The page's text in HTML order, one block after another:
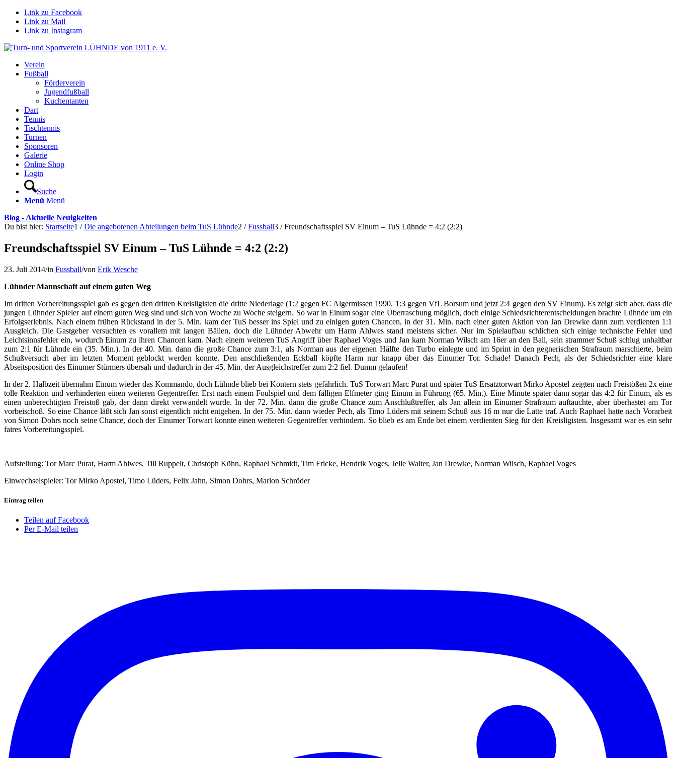
Link zu Facebook
Link zu Mail
Link zu Instagram
Verein
Fußball
Förderverein
Jugendfußball
Kuchentanten
Dart
Tennis
Tischtennis
Turnen
Sponsoren
Galerie
Online Shop
Login
Suche
Menü Menü
Blog - Aktuelle Neuigkeiten
Du bist hier: Startseite1 / Die angebotenen Abteilungen beim TuS Lühnde2 / Fussball3 / Freundschaftsspiel SV Einum – TuS Lühnde = 4:2 (2:2)
Freundschaftsspiel SV Einum – TuS Lühnde = 4:2 (2:2)
23. Juli 2014/in Fussball/von Erik Wesche
Lühnder Mannschaft auf einem guten Weg
Im dritten Vorbereitungsspiel gab es gegen den dritten Kreisligisten die dritte Niederlage (1:2 gegen FC Algermissen 1990, 1:3 gegen VfL Borsum und jetzt 2:4 gegen den SV Einum). Es zeigt sich aber, dass die
jungen Lühnder Spieler auf einem guten Weg sind und sich von Woche zu Woche steigern. So war in Einum sogar eine Überraschung möglich, doch einige Schiedsrichterentscheidungen brachte Lühnde um ein
Erfolgserlebnis. Nach einem frühen Rückstand in der 5. Min. kam der TuS besser ins Spiel und zu einigen guten Chancen, in der 31. Min. nach einer guten Aktion von Jan Drewke dann zum verdienten 1:1
Ausgleich. Die Gastgeber versuchten es vorallem mit langen Bällen, doch die Lühnder Abwehr um Harm Ahlwes stand meistens sicher. Nur im Spielaufbau schlichen sich einige technische Fehler und
Leichtsinnsfehler ein, wodurch Einum zu ihren Chancen kam. Nach einem weiteren TuS Angriff über Raphael Voges und Jan kam Norman Wilsch am 16er an den Ball, sein strammer Schuß schlug unhaltbar
zum 2:1 für Lühnde ein (35. Min.). In der 40. Min. dann die große Chance zum 3:1, als Norman aus der eigenen Hälfte den Turbo einlegte und im Sprint in den gegnerischen Strafraum marschierte, beim
Schußversuch aber im letzten Moment geblockt werden konnte. Den anschließenden Eckball köpfte Harm nur knapp über das Einumer Tor. Schade! Danach Pech, als der Schiedsrichter eine klare
Abseitsposition des Einumer Stürmers übersah und dadurch in der 45. Min. der Ausgleichstreffer zum 2:2 fiel. Dumm gelaufen!
In der 2. Halbzeit übernahm Einum wieder das Kommando, doch Lühnde blieb bei Kontern stets gefährlich. TuS Torwart Marc Purat und später TuS Ersatztorwart Mirko Apostel zeigten nach Freistößen 2x eine
tolle Reaktion und verhinderten einen weiteren Gegentreffer. Erst nach einem Foulspiel und dem fälligen Elfmeter ging Einum in Führung (65. Min.). Eine Minute später dann sogar das 4:2 für Einum, als es
einen unberechtigten Freistoß gab, der dann direkt verwandelt wurde. In der 72. Min. dann die große Chance zum Anschlußtreffer, als Jan allein im Einumer Strafraum auftauchte, aber überhastet am Tor
vorbeischoß. So eine Chance läßt sich Jan sonst eigentlich nicht entgehen. In der 75. Min. dann wieder Pech, als Timo Lüders mit seinem Schuß aus 16 m nur die Latte traf. Auch Raphael hatte nach Vorarbeit
von Simon Dohrs noch seine Chance, doch der Einumer Torwart konnte einen weiteren Gegentreffer verhindern. So blieb es am Ende bei einem verdienten Sieg für den Kreisligisten. Insgesamt war es ein sehr
faires Vorbereitungsspiel.
Aufstellung: Tor Marc Purat, Harm Ahlwes, Till Ruppelt, Christoph Kühn, Raphael Schmidt, Tim Fricke, Hendrik Voges, Jelle Walter, Jan Drewke, Norman Wilsch, Raphael Voges
Einwechselspieler: Tor Mirko Apostel, Timo Lüders, Felix Jahn, Simon Dohrs, Marlon Schröder
Eintrag teilen
Teilen auf Facebook
Per E-Mail teilen